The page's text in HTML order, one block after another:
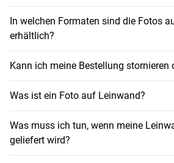
In welchen Formaten sind die Fotos
erhältlich?
Kann ich meine Bestellung stornieren
Was ist ein Foto auf Leinwand?
Was muss ich tun, wenn meine
geliefert wird?